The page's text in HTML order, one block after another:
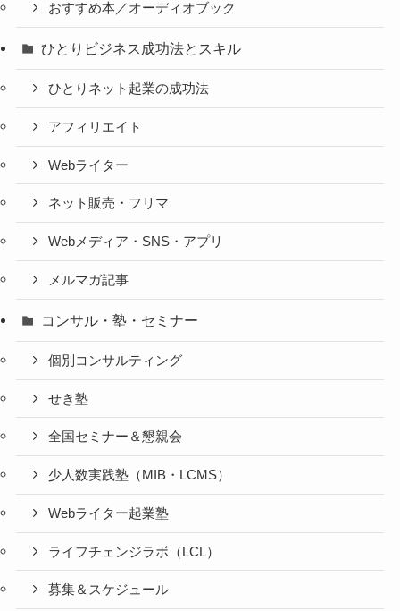
おすすめ本／オーディオブック
ひとりビジネス成功法とスキル
ひとりネット起業の成功法
アフィリエイト
Webライター
ネット販売・フリマ
Webメディア・SNS・アプリ
メルマガ記事
コンサル・塾・セミナー
個別コンサルティング
せき塾
全国セミナー＆懇親会
少人数実践塾（MIB・LCMS）
Webライター起業塾
ライフチェンジラボ（LCL）
募集＆スケジュール